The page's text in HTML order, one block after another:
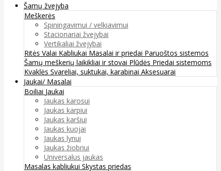
Šamų žvejyba
Meškerės
Spiningavimui / velkiavimui
Stacionariai žvejybai
Vertikaliai žvejybai
Ritės Valai Kabliukai Masalai ir priedai Paruoštos sistemos
Šamų meškerių laikikliai ir stovai Plūdės Priedai sistemoms
Kvaklės Svareliai, suktukai, karabinai Aksesuarai
Jaukai/ Masalai
Boiliai Jaukai
Jaukas karosui
Jaukas karpiui
Jaukas karšiui
Jaukas kuojai
Jaukas lynui
Jaukas žiobriui
Universalus jaukas
Masalas kabliukui Skystas priedas